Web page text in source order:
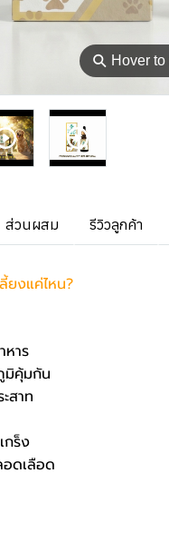
⚲ Hover to
ส่วนผสม รีวิวลูกค้า
ยงแค่ไหน?
หาร
มิคุ้มกัน
สาท
กร็ง
อดเลือด